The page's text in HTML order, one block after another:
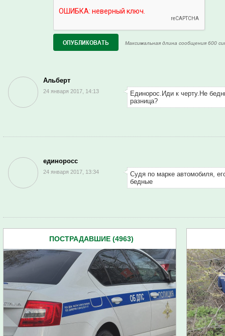
Максимальная длина сообщения 600
Альберт
24 января 2017, 14:13
Единорос.Иди к черту.Не
разница?
единоросс
24 января 2017, 13:34
Судя по марке автомобиля,
бедные
ПОСТРАДАВШИЕ (4963)